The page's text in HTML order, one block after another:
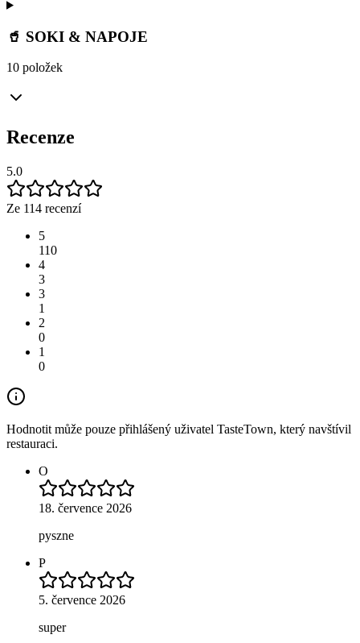
🥤 SOKI & NAPOJE
10 položek
Recenze
5.0
Ze 114 recenzí
5
110
4
3
3
1
2
0
1
0
Hodnotit může pouze přihlášený uživatel TasteTown, který navštívil
restauraci.
O
18. července 2026
pyszne
P
5. července 2026
super